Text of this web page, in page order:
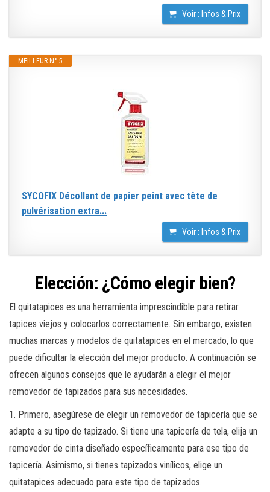
Voir : Infos & Prix
MEILLEUR N° 5
SYCOFIX Décollant de papier peint avec tête de
pulvérisation extra...
Voir : Infos & Prix
Elección: ¿Cómo elegir bien?
El quitatapices es una herramienta imprescindible para retirar
tapices viejos y colocarlos correctamente. Sin embargo, existen
muchas marcas y modelos de quitatapices en el mercado, lo que
puede dificultar la elección del mejor producto. A continuación se
ofrecen algunos consejos que le ayudarán a elegir el mejor
removedor de tapizados para sus necesidades.
1. Primero, asegúrese de elegir un removedor de tapicería que se
adapte a su tipo de tapizado. Si tiene una tapicería de tela, elija un
removedor de cinta diseñado específicamente para ese tipo de
tapicería. Asimismo, si tienes tapizados vinílicos, elige un
quitatapices adecuado para este tipo de tapizados.